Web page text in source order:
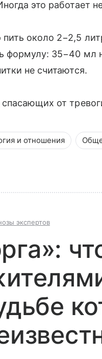
это работает
около 2−2,5
формулу: 35−40 мл
не считаются.
спасающих от
и отношения
экспертов